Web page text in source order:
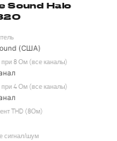
Sound Halo
(США)
8 Ом (все каналы)
4 Ом (все каналы)
THD (8Ом)
сигнал/шум